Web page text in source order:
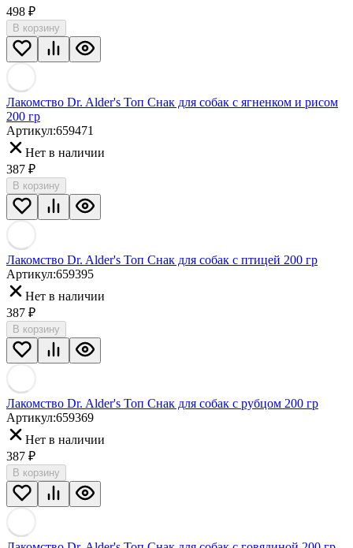
498 ₽
В корзину
Лакомство Dr. Alder's Топ Снак для собак с ягненком и рисом
200 гр
Артикул:659471
Нет в наличии
387 ₽
В корзину
Лакомство Dr. Alder's Топ Снак для собак с птицей 200 гр
Артикул:659395
Нет в наличии
387 ₽
В корзину
Лакомство Dr. Alder's Топ Снак для собак с рубцом 200 гр
Артикул:659369
Нет в наличии
387 ₽
В корзину